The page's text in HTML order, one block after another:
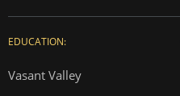
EDUCATION:
Vasant Valley